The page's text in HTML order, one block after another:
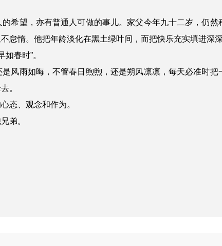
希望，亦有普通人可做的事儿。家父今年九十二岁，仍然
怠惰。他把年龄淡化在黑土绿叶间，而把快乐充实填进深深
春时”。
风雨如晦，不管春日煦煦，还是朔风凛凛，每天必准时把
。
态、观念和作为。
弟。